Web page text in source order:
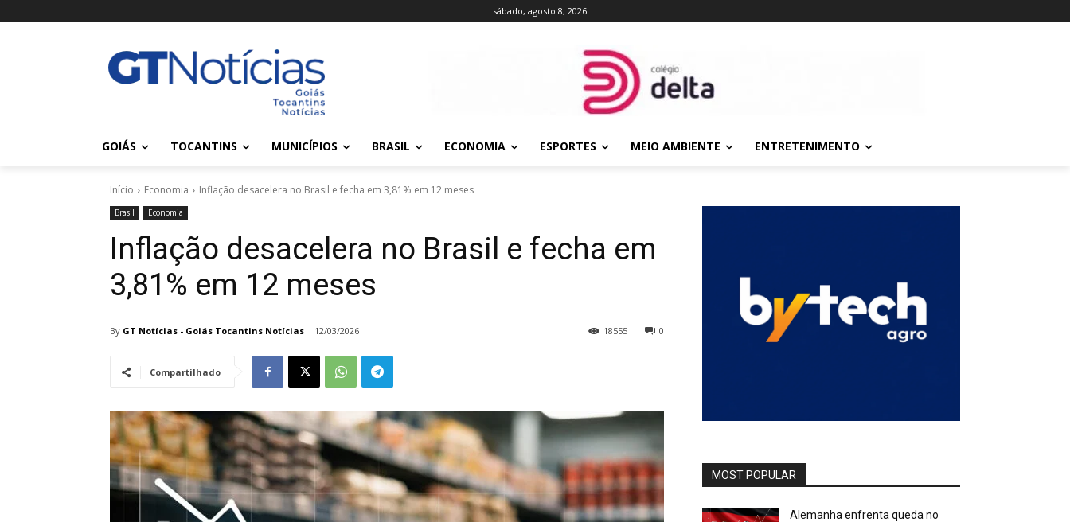
sábado, agosto 8, 2026
GOIÁS TOCANTINS MUNICÍPIOS BRASIL ECONOMIA ESPORTES MEIO AMBIENTE ENTRETENIMENTO
Início Economia Inflação desacelera no Brasil e fecha em 3,81% em 12 meses
Brasil Economia
Inflação desacelera no Brasil e fecha em
3,81% em 12 meses
By GT Notícias - Goiás Tocantins Notícias 12/03/2026 0
18555
Compartilhado
MOST POPULAR
Alemanha enfrenta queda no